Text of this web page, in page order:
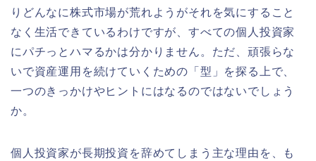
りどんなに株式市場が荒れようがそれを気にすること
なく生活できているわけですが、すべての個人投資家
にパチっとハマるかは分かりません。ただ、頑張らな
いで資産運用を続けていくための「型」を探る上で、
一つのきっかけやヒントにはなるのではないでしょう
か。
個人投資家が長期投資を辞めてしまう主な理由を、も